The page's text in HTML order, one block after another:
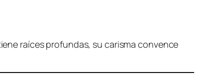
raíces profundas, su carisma convence